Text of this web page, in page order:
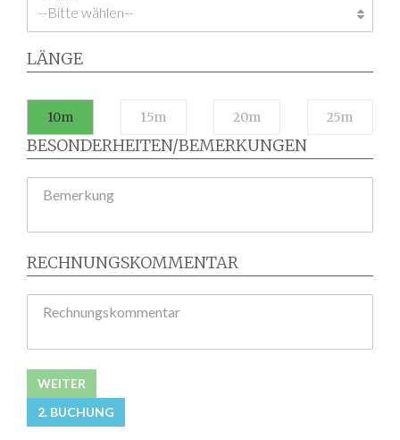
LÄNGE
10m 15m 20m 25m
BESONDERHEITEN/BEMERKUNGEN
Bemerkung
RECHNUNGSKOMMENTAR
Rechnungskommentar
WEITER
2. BUCHUNG